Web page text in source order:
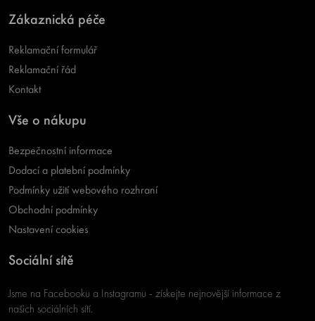
Zákaznická péče
Reklamační formulář
Reklamační řád
Kontakt
Vše o nákupu
Bezpečnostní informace
Dodací a platební podmínky
Podmínky užití webového rozhraní
Obchodní podmínky
Nastavení cookies
Sociální sítě
Jsme na Facebooku a Instagramu - získejte nejnovější informace z
našich sociálních sítí.